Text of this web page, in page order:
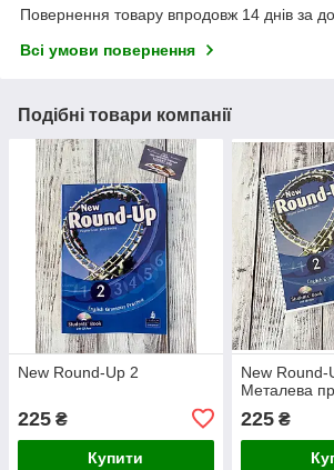
Повернення товару впродовж 14 днів за
Всі умови повернення
Подібні товари компанії
New Round-Up 2
225 ₴
Купити
New Round-
Металева
225₴